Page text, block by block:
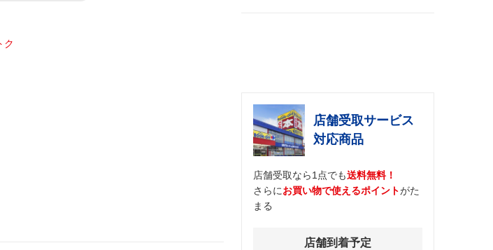
ク
店舗受取サービス
対応商品
店舗受取なら1点でも送料無料！
さらにお買い物で使えるポイントがた
まる
店舗到着予定